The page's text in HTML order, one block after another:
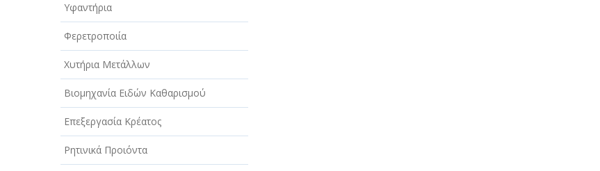
Υφαντήρια
Φερετροποιία
Χυτήρια Μετάλλων
Βιομηχανία Ειδών Καθαρισμού
Επεξεργασία Κρέατος
Ρητινικά Προιόντα